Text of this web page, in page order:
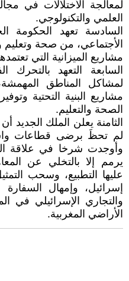
لمعالجة الأختلالات في
العلمي والتكنولوجي.
السادسة تعهد الحكومة
الأجتماعي، من صحة
مشاريع الميزانية التي
السابعة التعهد بالتحرك
لمشاكل المناطق
مشاريع البنية التحتية
الصحة والتعليم.
الثامنة يعلن الملك الجديد
لم تحظَ برضى قطاعات
وأوجدت شرخا في علاقة
يرمم إلا بالتخلي عن
عليها التطبيع، وسحب
إسرائيل، وإمهال السفارة
والتجاري الإسرائيلي في
الأراضي المغربية.